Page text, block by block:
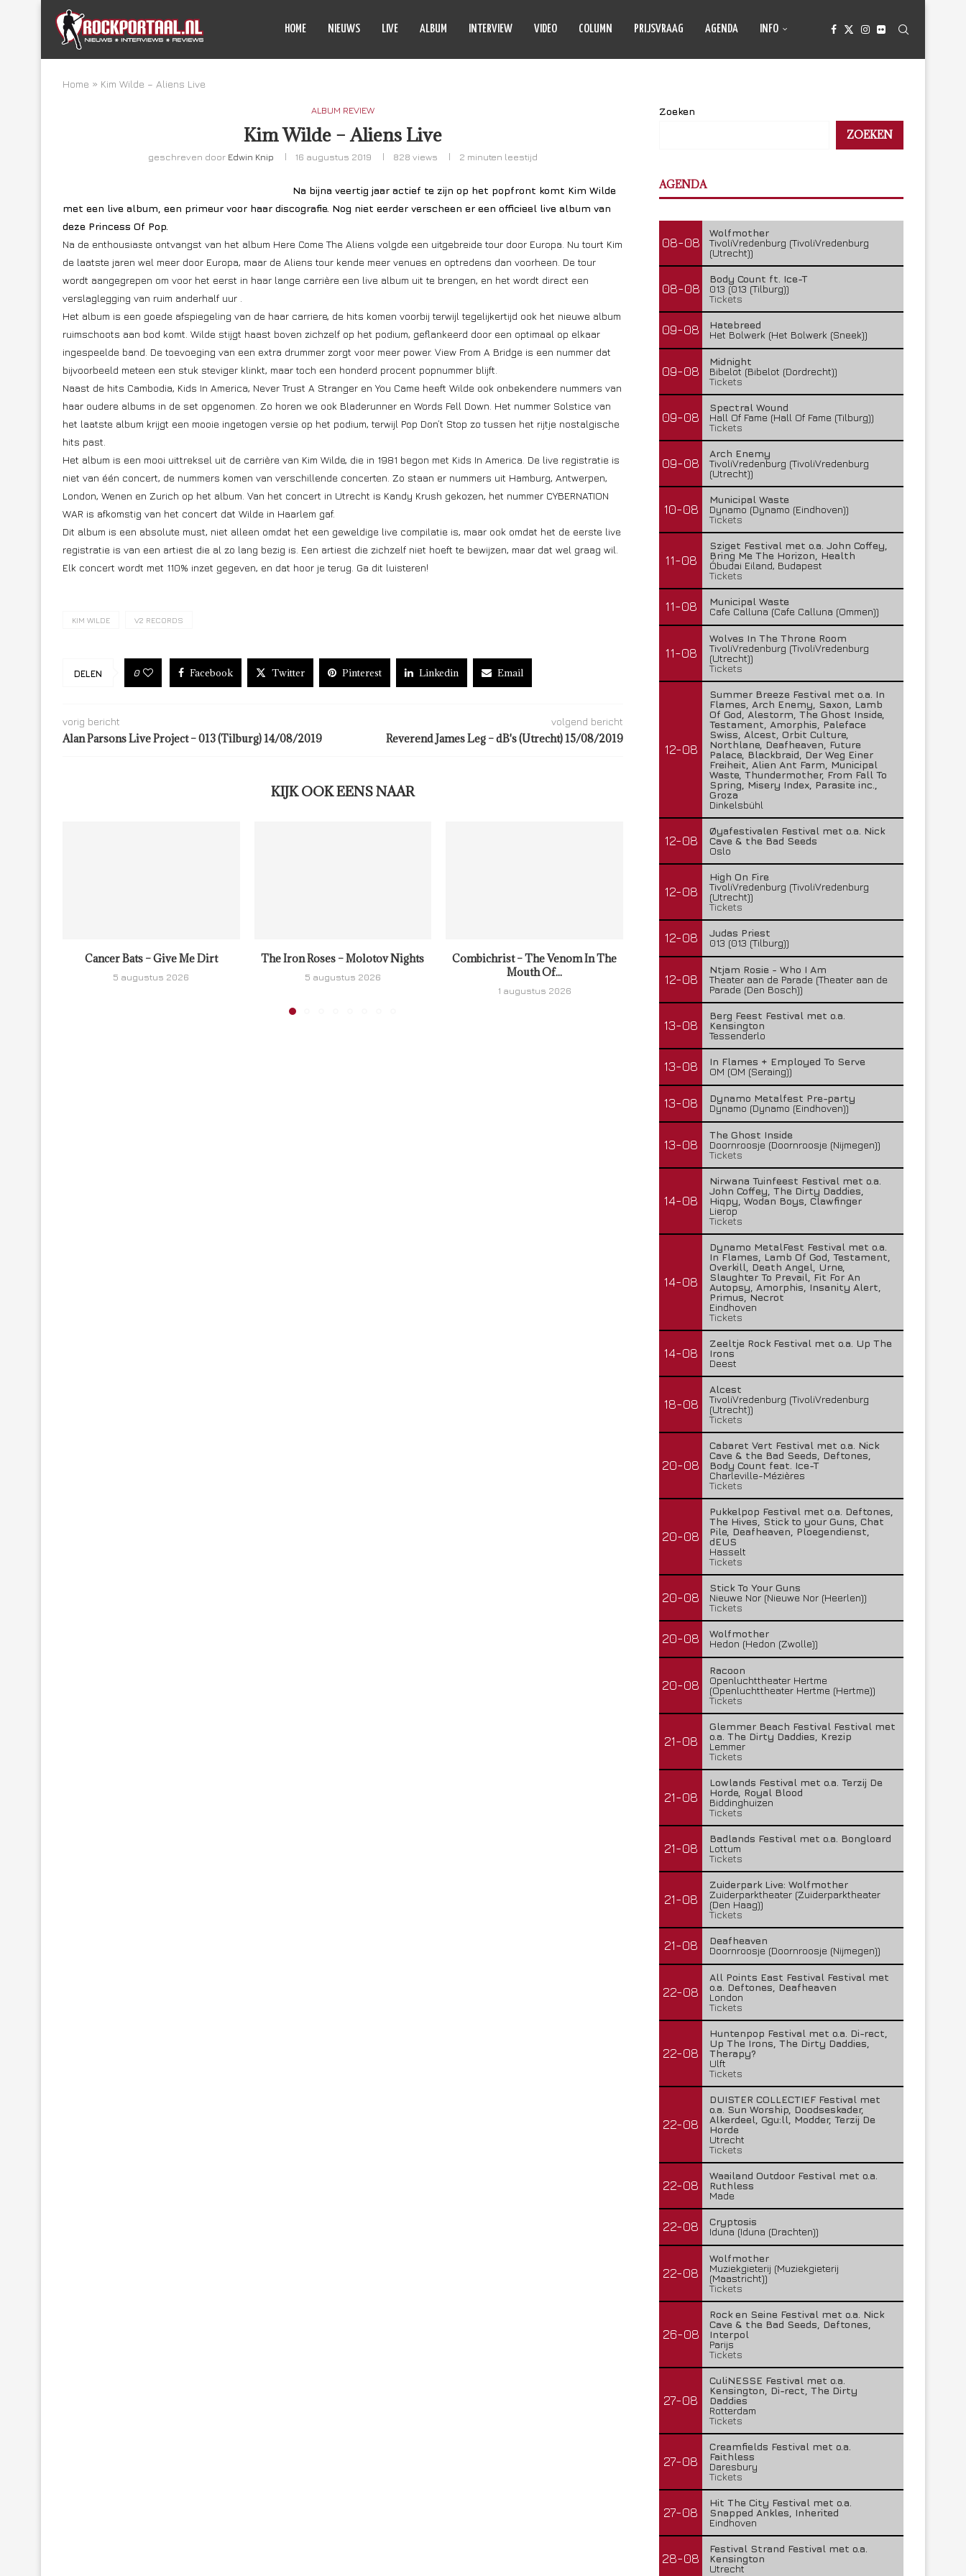
HOME NIEUWS LIVE ALBUM INTERVIEW VIDEO COLUMN PRIJSVRAAG AGENDA INFO
Home » Kim Wilde – Aliens Live
ALBUM REVIEW
Kim Wilde – Aliens Live
geschreven door Edwin Knip 16 augustus 2019 828 views 2 minuten leestijd
Na bijna veertig jaar actief te zijn op het popfront komt Kim Wilde
met een live album, een primeur voor haar discografie. Nog niet eerder verscheen er een officieel live album van
deze Princess Of Pop.
Na de enthousiaste ontvangst van het album Here Come The Aliens volgde een uitgebreide tour door Europa. Nu tourt Kim
de laatste jaren wel meer door Europa, maar de Aliens tour kende meer venues en optredens dan voorheen. De tour
wordt aangegrepen om voor het eerst in haar lange carrière een live album uit te brengen, en het wordt direct een
verslaglegging van ruim anderhalf uur .
Het album is een goede afspiegeling van de haar carriere, de hits komen voorbij terwijl tegelijkertijd ook het nieuwe album
ruimschoots aan bod komt. Wilde stijgt haast boven zichzelf op het podium, geflankeerd door een optimaal op elkaar
ingespeelde band. De toevoeging van een extra drummer zorgt voor meer power. View From A Bridge is een nummer dat
bijvoorbeeld meteen een stuk steviger klinkt, maar toch een honderd procent popnummer blijft.
Naast de hits Cambodia, Kids In America, Never Trust A Stranger en You Came heeft Wilde ook onbekendere nummers van
haar oudere albums in de set opgenomen. Zo horen we ook Bladerunner en Words Fell Down. Het nummer Solstice van
het laatste album krijgt een mooie ingetogen versie op het podium, terwijl Pop Don’t Stop zo tussen het rijtje nostalgische
hits past.
Het album is een mooi uittreksel uit de carrière van Kim Wilde, die in 1981 begon met Kids In America. De live registratie is
niet van één concert, de nummers komen van verschillende concerten. Zo staan er nummers uit Hamburg, Antwerpen,
London, Wenen en Zurich op het album. Van het concert in Utrecht is Kandy Krush gekozen, het nummer CYBERNATION
WAR is afkomstig van het concert dat Wilde in Haarlem gaf.
Dit album is een absolute must, niet alleen omdat het een geweldige live compilatie is, maar ook omdat het de eerste live
registratie is van een artiest die al zo lang bezig is. Een artiest die zichzelf niet hoeft te bewijzen, maar dat wel graag wil.
Elk concert wordt met 110% inzet gegeven, en dat hoor je terug. Ga dit luisteren!
KIM WILDE V2 RECORDS
DELEN 0 Facebook Twitter Pinterest Linkedin Email
vorig bericht
Alan Parsons Live Project – 013 (Tilburg) 14/08/2019
volgend bericht
Reverend James Leg – dB's (Utrecht) 15/08/2019
KIJK OOK EENS NAAR
Cancer Bats – Give Me Dirt
5 augustus 2026
The Iron Roses – Molotov Nights
5 augustus 2026
Combichrist – The Venom In The
Mouth Of...
1 augustus 2026
Lunatic Soul – Transition II
29 juli 2026
Boneripper – Radiant In
Zoeken
ZOEKEN
AGENDA
08-08
Wolfmother
TivoliVredenburg (TivoliVredenburg
(Utrecht))
08-08
Body Count ft. Ice-T
013 (013 (Tilburg))
Tickets
09-08
Hatebreed
Het Bolwerk (Het Bolwerk (Sneek))
09-08
Midnight
Bibelot (Bibelot (Dordrecht))
Tickets
09-08
Spectral Wound
Hall Of Fame (Hall Of Fame (Tilburg))
Tickets
09-08
Arch Enemy
TivoliVredenburg (TivoliVredenburg
(Utrecht))
10-08
Municipal Waste
Dynamo (Dynamo (Eindhoven))
Tickets
11-08
Sziget Festival met o.a. John Coffey,
Bring Me The Horizon, Health
Óbudai Eiland, Budapest
Tickets
11-08
Municipal Waste
Cafe Calluna (Cafe Calluna (Ommen))
11-08
Wolves In The Throne Room
TivoliVredenburg (TivoliVredenburg
(Utrecht))
Tickets
12-08
Summer Breeze Festival met o.a. In
Flames, Arch Enemy, Saxon, Lamb
Of God, Alestorm, The Ghost Inside,
Testament, Amorphis, Paleface
Swiss, Alcest, Orbit Culture,
Northlane, Deafheaven, Future
Palace, Blackbraid, Der Weg Einer
Freiheit, Alien Ant Farm, Municipal
Waste, Thundermother, From Fall To
Spring, Misery Index, Parasite inc.,
Groza
Dinkelsbühl
12-08
Øyafestivalen Festival met o.a. Nick
Cave & the Bad Seeds
Oslo
12-08
High On Fire
TivoliVredenburg (TivoliVredenburg
(Utrecht))
Tickets
12-08
Judas Priest
013 (013 (Tilburg))
12-08
Ntjam Rosie - Who I Am
Theater aan de Parade (Theater aan de
Parade (Den Bosch))
13-08
Berg Feest Festival met o.a.
Kensington
Tessenderlo
13-08
In Flames + Employed To Serve
OM (OM (Seraing))
13-08
Dynamo Metalfest Pre-party
Dynamo (Dynamo (Eindhoven))
13-08
The Ghost Inside
Doornroosje (Doornroosje (Nijmegen))
Tickets
14-08
Nirwana Tuinfeest Festival met o.a.
John Coffey, The Dirty Daddies,
Hiqpy, Wodan Boys, Clawfinger
Lierop
Tickets
14-08
Dynamo MetalFest Festival met o.a.
In Flames, Lamb Of God, Testament,
Overkill, Death Angel, Urne,
Slaughter To Prevail, Fit For An
Autopsy, Amorphis, Insanity Alert,
Primus, Necrot
Eindhoven
Tickets
14-08
Zeeltje Rock Festival met o.a. Up The
Irons
Deest
18-08
Alcest
TivoliVredenburg (TivoliVredenburg
(Utrecht))
Tickets
20-08
Cabaret Vert Festival met o.a. Nick
Cave & the Bad Seeds, Deftones,
Body Count feat. Ice-T
Charleville-Mézières
Tickets
20-08
Pukkelpop Festival met o.a. Deftones,
The Hives, Stick to your Guns, Chat
Pile, Deafheaven, Ploegendienst,
dEUS
Hasselt
Tickets
20-08
Stick To Your Guns
Nieuwe Nor (Nieuwe Nor (Heerlen))
Tickets
20-08
Wolfmother
Hedon (Hedon (Zwolle))
20-08
Racoon
Openluchttheater Hertme
(Openluchttheater Hertme (Hertme))
Tickets
21-08
Glemmer Beach Festival Festival met
o.a. The Dirty Daddies, Krezip
Lemmer
Tickets
21-08
Lowlands Festival met o.a. Terzij De
Horde, Royal Blood
Biddinghuizen
Tickets
21-08
Badlands Festival met o.a. Bongloard
Lottum
Tickets
21-08
Zuiderpark Live: Wolfmother
Zuiderparktheater (Zuiderparktheater
(Den Haag))
Tickets
21-08
Deafheaven
Doornroosje (Doornroosje (Nijmegen))
22-08
All Points East Festival Festival met
o.a. Deftones, Deafheaven
London
Tickets
22-08
Huntenpop Festival met o.a. Di-rect,
Up The Irons, The Dirty Daddies,
Therapy?
Ulft
Tickets
22-08
DUISTER COLLECTIEF Festival met
o.a. Sun Worship, Doodseskader,
Alkerdeel, Ggu:ll, Modder, Terzij De
Horde
Utrecht
Tickets
22-08
Waailand Outdoor Festival met o.a.
Ruthless
Made
22-08
Cryptosis
Iduna (Iduna (Drachten))
22-08
Wolfmother
Muziekgieterij (Muziekgieterij
(Maastricht))
Tickets
26-08
Rock en Seine Festival met o.a. Nick
Cave & the Bad Seeds, Deftones,
Interpol
Parijs
Tickets
27-08
CuliNESSE Festival met o.a.
Kensington, Di-rect, The Dirty
Daddies
Rotterdam
Tickets
27-08
Creamfields Festival met o.a.
Faithless
Daresbury
Tickets
27-08
Hit The City Festival met o.a.
Snapped Ankles, Inherited
Eindhoven
28-08
Festival Strand Festival met o.a.
Kensington
Utrecht